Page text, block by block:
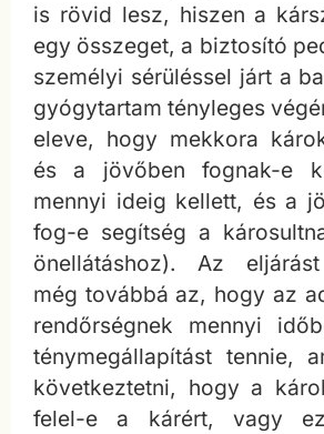
is rövid lesz, hiszen a
egy összeget, a biztosító
személyi sérüléssel járt a
gyógytartam tényleges
eleve, hogy mekkora
és a jövőben fognak-e
mennyi ideig kellett, és a
fog-e segítség a
önellátáshoz). Az
még továbbá az, hogy az
rendőrségnek mennyi
ténymegállapítást tennie,
következtetni, hogy a
felel-e a kárért, vagy